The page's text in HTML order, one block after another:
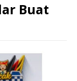
Buat